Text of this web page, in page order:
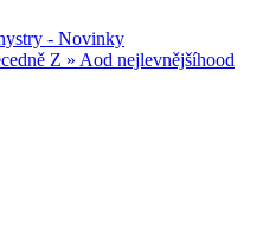
- Novinky
Z » Aod nejlevnějšíhood